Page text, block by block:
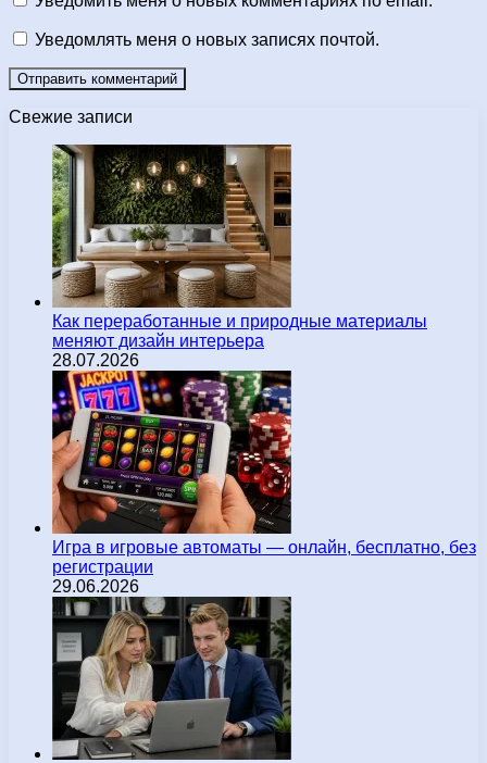
Уведомлять меня о новых записях почтой.
Свежие записи
Как переработанные и природные материалы
меняют дизайн интерьера
28.07.2026
Игра в игровые автоматы — онлайн, бесплатно, без
регистрации
29.06.2026